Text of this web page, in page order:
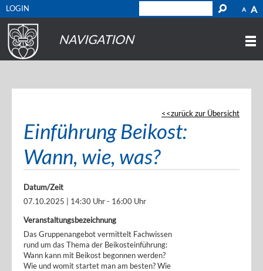
A A
LOGIN
NAVIGATION
zurück zur Übersicht
Einführung Beikost:
Wann, wie, was?
Datum/Zeit
07.10.2025 | 14:30 Uhr - 16:00 Uhr
Veranstaltungsbezeichnung
Das Gruppenangebot vermittelt Fachwissen
rund um das Thema der Beikosteinführung:
Wann kann mit Beikost begonnen werden?
Wie und womit startet man am besten? Wie